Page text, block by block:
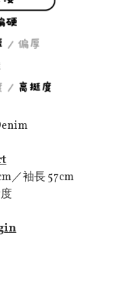
／袖長 57cm